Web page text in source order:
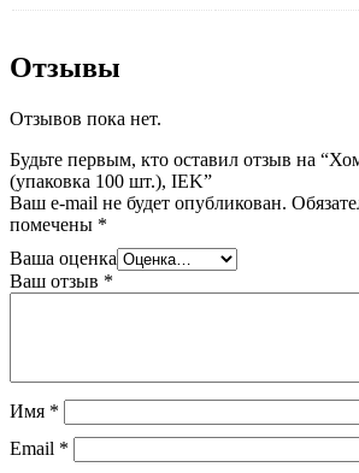
Отзывы
Отзывов пока нет.
Будьте первым, кто оставил отзыв на
(упаковка 100 шт.), IEK”
Ваш e-mail не будет опубликован.
помечены *
Ваша оценка
Ваш отзыв *
Имя *
Email *